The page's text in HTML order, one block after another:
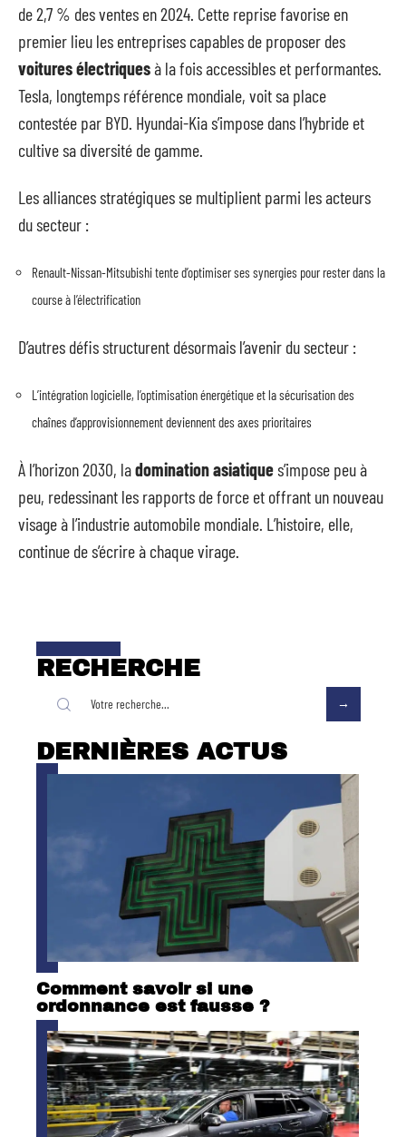
de 2,7 % des ventes en 2024. Cette reprise favorise en
premier lieu les entreprises capables de proposer des
voitures électriquesà la fois accessibles et performantes.
Tesla, longtemps référence mondiale, voit sa place
contestée par BYD. Hyundai-Kia s’impose dans l’hybride et
cultive sa diversité de gamme.
Les alliances stratégiques se multiplient parmi les acteurs
du secteur :
Renault-Nissan-Mitsubishi tente d’optimiser ses synergies pour rester dans la
course à l’électrification
D’autres défis structurent désormais l’avenir du secteur :
L’intégration logicielle, l’optimisation énergétique et la sécurisation des
chaînes d’approvisionnement deviennent des axes prioritaires
À l’horizon 2030, ladomination asiatiques’impose peu à
peu, redessinant les rapports de force et offrant un nouveau
visage à l’industrie automobile mondiale. L’histoire, elle,
continue de s’écrire à chaque virage.
RECHERCHE
DERNIÈRES ACTUS
Comment savoir si une
ordonnance est fausse ?